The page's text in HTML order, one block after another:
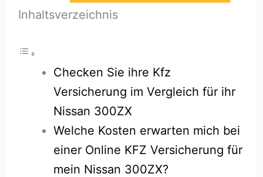
Inhaltsverzeichnis
Checken Sie ihre Kfz
Versicherung im Vergleich für ihr
Nissan 300ZX
Welche Kosten erwarten mich bei
einer Online KFZ Versicherung für
mein Nissan 300ZX?